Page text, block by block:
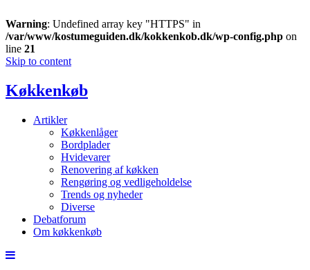
Warning: Undefined array key "HTTPS" in
/var/www/kostumeguiden.dk/kokkenkob.dk/wp-config.php on
line 21
Skip to content
Køkkenkøb
Artikler
Køkkenlåger
Bordplader
Hvidevarer
Renovering af køkken
Rengøring og vedligeholdelse
Trends og nyheder
Diverse
Debatforum
Om køkkenkøb